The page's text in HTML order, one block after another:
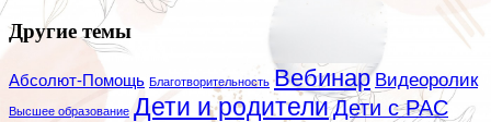
Другие темы
Абсолют-Помощь Благотворительность Вебинар Видеоролик
Высшее образование Дети и родителиДети с РАС